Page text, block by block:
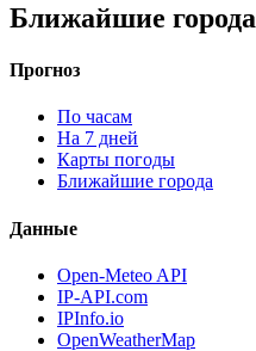
Ближайшие города
Прогноз
По часам
На 7 дней
Карты погоды
Ближайшие города
Данные
Open-Meteo API
IP-API.com
IPInfo.io
OpenWeatherMap